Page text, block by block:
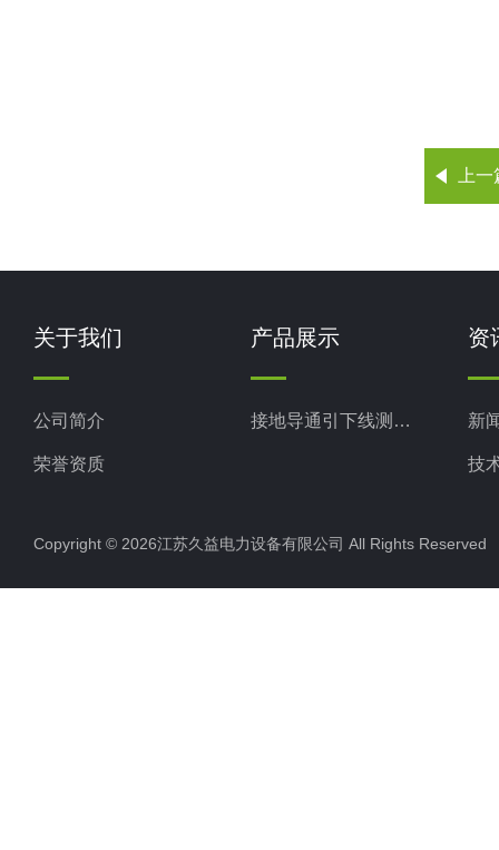
上
关于我们
公司简介
荣誉资质
产品展示
接地导通引下线测试仪
资
新
技
Copyright © 2026江苏久益电力设备有限公司 All Rights